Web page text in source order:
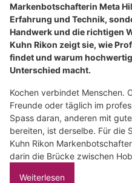
Markenbotschafterin Meta
Erfahrung und Technik,
Handwerk und die richtigen
Kuhn Rikon zeigt sie, wie
findet und warum
Unterschied macht.
Kochen verbindet Menschen.
Freunde oder täglich im
Spass daran, anderen mit
bereiten, ist derselbe. Für die
Kuhn Rikon
darin die Brücke zwischen
Weiterlesen